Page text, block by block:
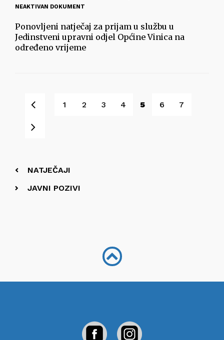
NEAKTIVAN DOKUMENT
Ponovljeni natječaj za prijam u službu u
Jedinstveni upravni odjel Općine Vinica na
određeno vrijeme
1 2 3 4 5 6 7
NATJEČAJI
JAVNI POZIVI